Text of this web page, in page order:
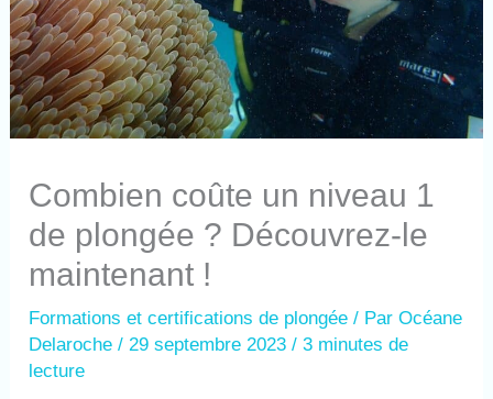
Combien coûte un niveau 1
de plongée ? Découvrez-le
maintenant !
Formations et certifications de plongée / ParOcéane
Delaroche/ 29 septembre 2023/3 minutes de
lecture